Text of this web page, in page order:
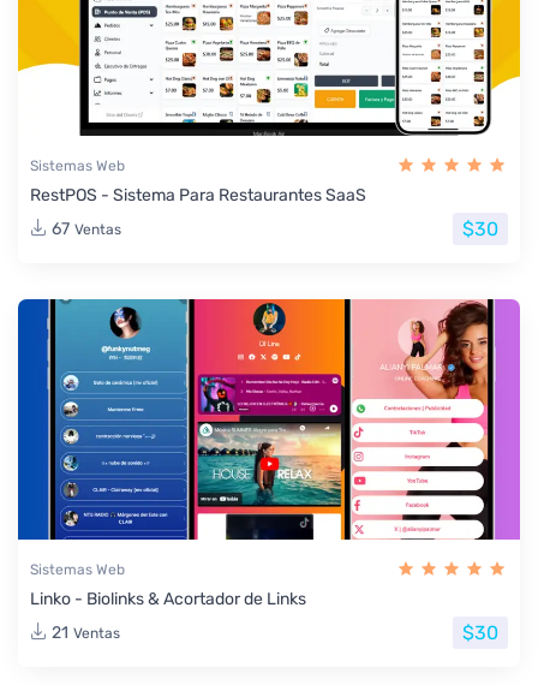
Sistemas Web
RestPOS - Sistema Para Restaurantes SaaS
67 Ventas $30
Sistemas Web
Linko - Biolinks & Acortador de Links
21 Ventas $30